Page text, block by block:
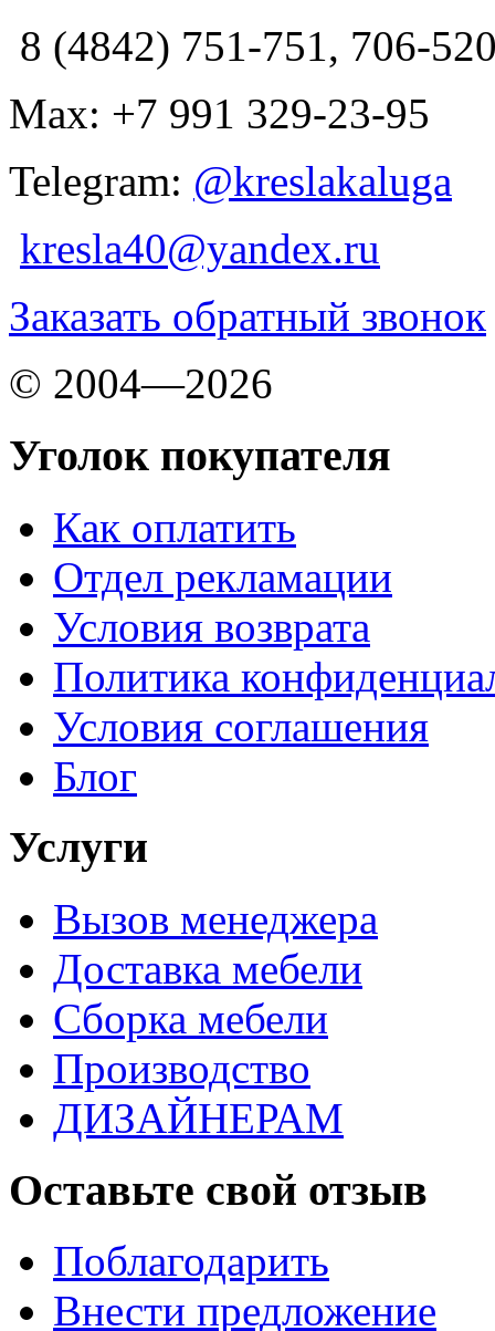
8 (4842) 751-751, 706-
Max: +7 991 329-23-95
Telegram: @kreslakaluga
kresla40@yandex.ru
Заказать обратный звонок
© 2004—2026
Уголок покупателя
Как оплатить
Отдел рекламации
Условия возврата
Политика
Условия соглашения
Блог
Услуги
Вызов менеджера
Доставка мебели
Сборка мебели
Производство
ДИЗАЙНЕРАМ
Оставьте свой отзыв
Поблагодарить
Внести предложение